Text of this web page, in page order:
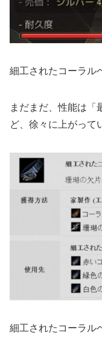
細工されたコーラル
まだまだ、性能は「
ど、徐々に上がって
細工されたコーラル